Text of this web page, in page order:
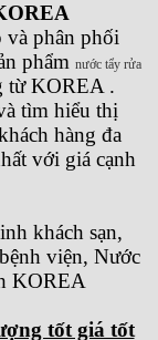
phân phối
phẩm nước tẩy rửa
từ KOREA .
tìm hiểu thị
hàng đa
với giá cạnh
khách sạn,
viện, Nước
KOREA
tốt giá tốt